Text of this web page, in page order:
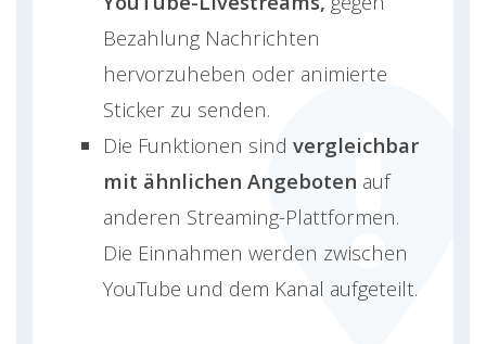
Bezahlung Nachrichten
hervorzuheben oder animierte
Sticker zu senden.
Die Funktionen sind vergleichbar
mit ähnlichen Angeboten auf
anderen Streaming-Plattformen.
Die Einnahmen werden zwischen
YouTube und dem Kanal aufgeteilt.